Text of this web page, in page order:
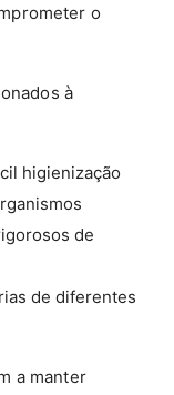
o
à
higienização
de
de diferentes
a manter